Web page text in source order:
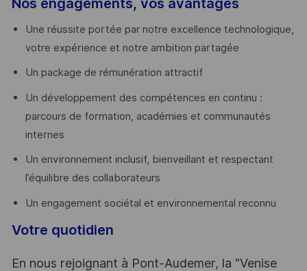
Nos engagements, vos avantages
Une réussite portée par notre excellence technologique,
votre expérience et notre ambition partagée
Un package de rémunération attractif
Un développement des compétences en continu :
parcours de formation, académies et communautés
internes
Un environnement inclusif, bienveillant et respectant
l’équilibre des collaborateurs
Un engagement sociétal et environnemental reconnu
Votre quotidien
En nous rejoignant à Pont-Audemer, la "Venise